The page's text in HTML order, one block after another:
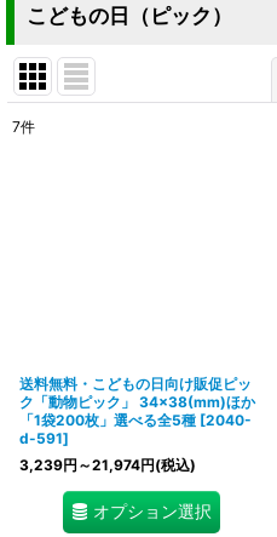
こどもの日（ピック）
7件
送料無料・こどもの日向け販促ピッ
ク「動物ピック」 34×38(mm)ほか
「1袋200枚」選べる全5種 [2040-
d-591]
3,239円 ～21,974円(税込)
オプション選択